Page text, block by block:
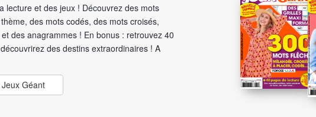
lecture et des jeux ! Découvrez des mots
des mots codés, des mots croisés,
des anagrammes ! En bonus : retrouvez 40
des destins extraordinaires ! A
Géant